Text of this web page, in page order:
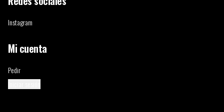
Instagram
Mi cuenta
Pedir